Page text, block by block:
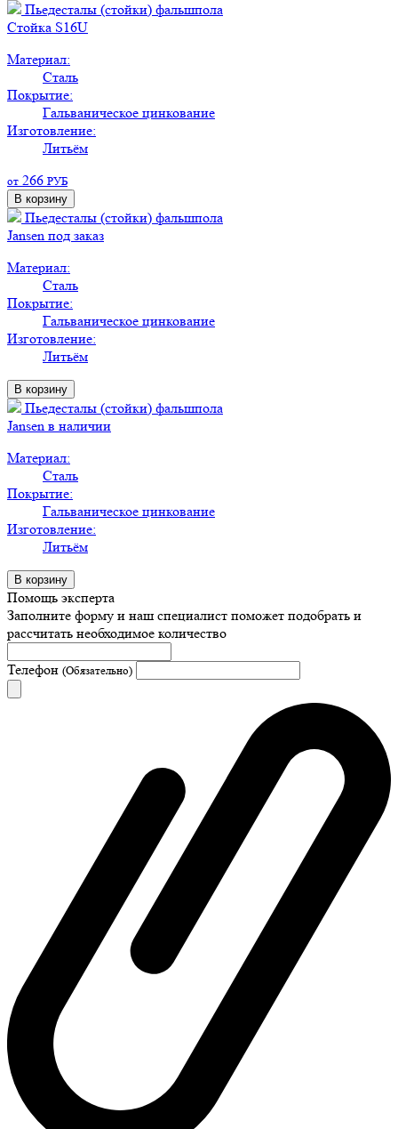
Пьедесталы (стойки) фальшпола
Стойка S16U
Материал:
Сталь
Покрытие:
Гальваническое цинкование
Изготовление:
Литьём
от 266 РУБ
В корзину
Пьедесталы (стойки) фальшпола
Jansen под заказ
Материал:
Сталь
Покрытие:
Гальваническое цинкование
Изготовление:
Литьём
В корзину
Пьедесталы (стойки) фальшпола
Jansen в наличии
Материал:
Сталь
Покрытие:
Гальваническое цинкование
Изготовление:
Литьём
В корзину
Помощь эксперта
Заполните форму и наш специалист поможет подобрать и
рассчитать необходимое количество
Телефон (Обязательно)